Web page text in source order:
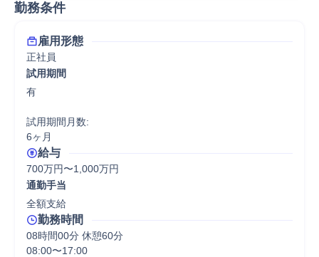
勤務条件
雇用形態
正社員
試用期間
有
試用期間月数:
6ヶ月
給与
700万円〜1,000万円
通勤手当
全額支給
勤務時間
08時間00分 休憩60分
08:00〜17:00